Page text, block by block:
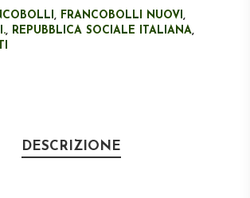
, FRANCOBOLLI NUOVI,
, REPUBBLICA SOCIALE ITALIANA,
DESCRIZIONE